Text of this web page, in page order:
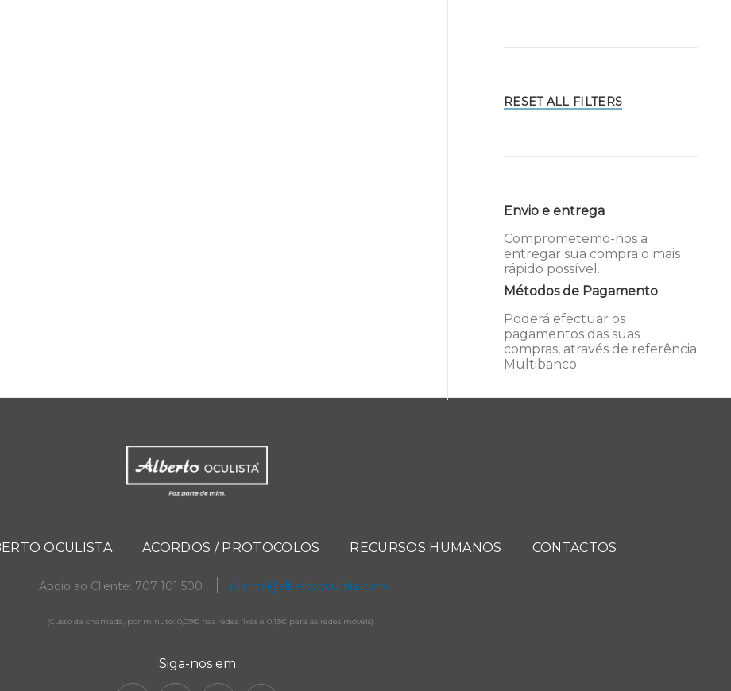
RESET ALL FILTERS
Envio e entrega
Comprometemo-nos a
entregar sua compra o mais
rápido possível.
Métodos de Pagamento
Poderá efectuar os
pagamentos das suas
compras, através de referência
Multibanco
OCULISTA ACORDOS / PROTOCOLOS RECURSOS HUMANOS CONTACTOS
Apoio ao Cliente: 707 101 500 cliente@albertooculista.com
(Custo da chamada, por minuto: 0,09€ nas redes fixas e 0,13€ para as redes móveis)
Siga-nos em